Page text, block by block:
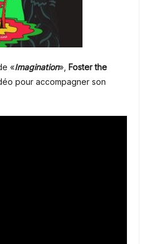
«Imagination», Foster the
pour accompagner son